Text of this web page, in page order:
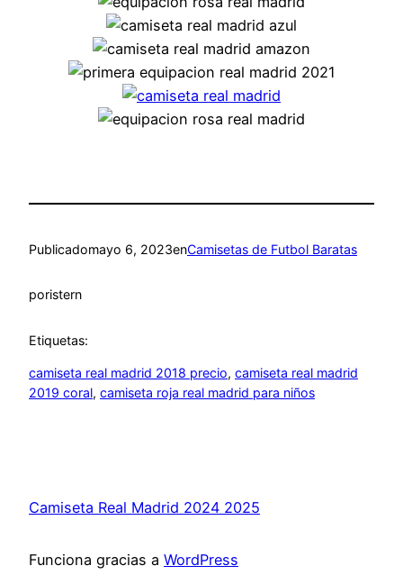
Publicadomayo 6, 2023enCamisetas de Futbol Baratas
poristern
Etiquetas:
camiseta real madrid 2018 precio, camiseta real madrid
2019 coral, camiseta roja real madrid para niños
Camiseta Real Madrid 2024 2025
Funciona gracias a WordPress